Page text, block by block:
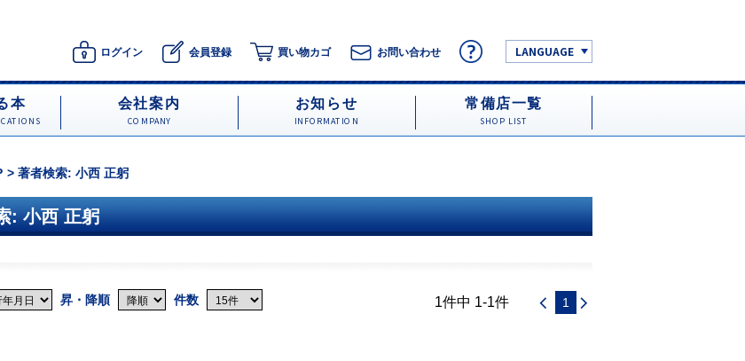
ログイン 会員登録 買い物カゴ お問い合わせ LANGUAGE
本 会社案内
COMPANY
お知らせ
INFORMATION
常備店一覧
SHOP LIST
著者検索: 小西 正躬
: 小西 正躬
昇・降順 件数 1件中 1-1件 1